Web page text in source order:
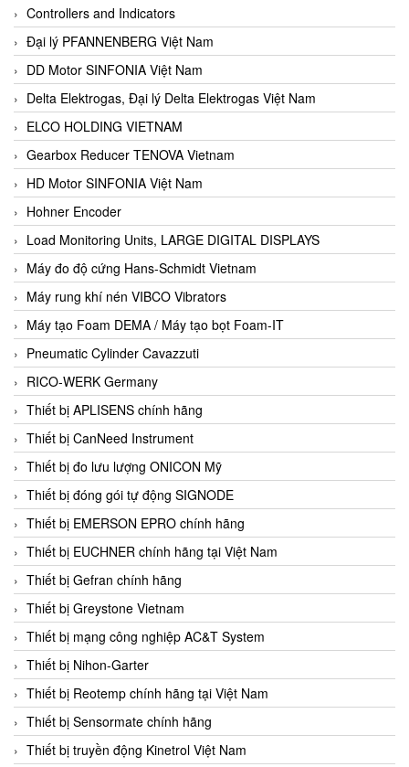
Controllers and Indicators
Đại lý PFANNENBERG Việt Nam
DD Motor SINFONIA Việt Nam
Delta Elektrogas, Đại lý Delta Elektrogas Việt Nam
ELCO HOLDING VIETNAM
Gearbox Reducer TENOVA Vietnam
HD Motor SINFONIA Việt Nam
Hohner Encoder
Load Monitoring Units, LARGE DIGITAL DISPLAYS
Máy đo độ cứng Hans-Schmidt Vietnam
Máy rung khí nén VIBCO Vibrators
Máy tạo Foam DEMA / Máy tạo bọt Foam-IT
Pneumatic Cylinder Cavazzuti
RICO-WERK Germany
Thiết bị APLISENS chính hãng
Thiết bị CanNeed Instrument
Thiết bị đo lưu lượng ONICON Mỹ
Thiết bị đóng gói tự động SIGNODE
Thiết bị EMERSON EPRO chính hãng
Thiết bị EUCHNER chính hãng tại Việt Nam
Thiết bị Gefran chính hãng
Thiết bị Greystone Vietnam
Thiết bị mạng công nghiệp AC&T System
Thiết bị Nihon-Garter
Thiết bị Reotemp chính hãng tại Việt Nam
Thiết bị Sensormate chính hãng
Thiết bị truyền động Kinetrol Việt Nam